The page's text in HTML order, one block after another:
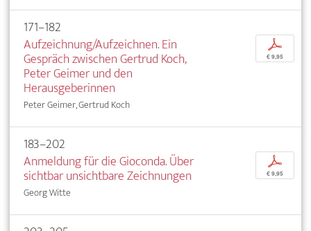
171–182
Aufzeichnung/Aufzeichnen. Ein
Gespräch zwischen Gertrud Koch,
Peter Geimer und den
Herausgeberinnen
Peter Geimer, Gertrud Koch
p
€ 9,95
183–202
Anmeldung für die Gioconda. Über
sichtbar unsichtbare Zeichnungen
Georg Witte
p
€ 9,95